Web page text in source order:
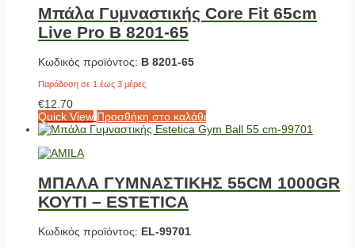
Μπάλα Γυμναστικής Core Fit 65cm
Live Pro Β 8201-65
Κωδικός προϊόντος: Β 8201-65
Παράδοση σε 1 έως 3 μέρες
€12.70
Quick View Προσθήκη στο καλάθι
ΜΠΑΛΑ ΓΥΜΝΑΣΤΙΚΗΣ 55CM 1000GR
ΚΟΥΤΙ – ESTETICA
Κωδικός προϊόντος: EL-99701